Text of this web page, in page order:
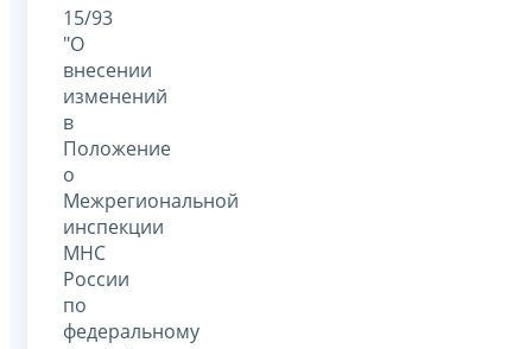
15/93
"О
внесении
изменений
в
Положение
о
Межрегиональной
инспекции
МНС
России
по
федеральному